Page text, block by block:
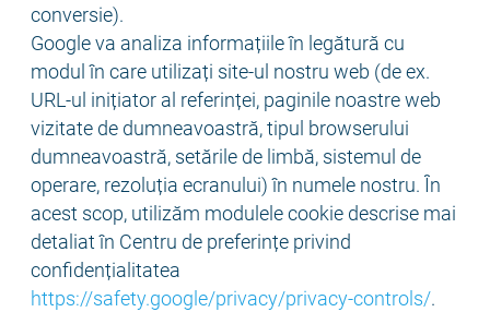
conversie).
Google va analiza informațiile în legătură cu
modul în care utilizați site-ul nostru web (de ex.
URL-ul inițiator al referinței, paginile noastre web
vizitate de dumneavoastră, tipul browserului
dumneavoastră, setările de limbă, sistemul de
operare, rezoluția ecranului) în numele nostru. În
acest scop, utilizăm modulele cookie descrise mai
detaliat în Centru de preferințe privind
confidențialitatea
https://safety.google/privacy/privacy-controls/.